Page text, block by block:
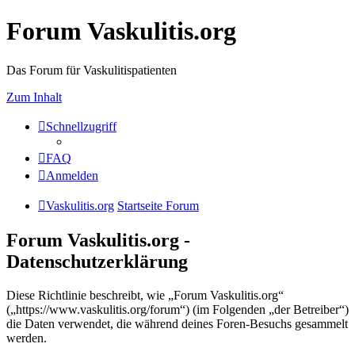
Forum Vaskulitis.org
Das Forum für Vaskulitispatienten
Zum Inhalt
Schnellzugriff
FAQ
Anmelden
Vaskulitis.org Startseite Forum
Forum Vaskulitis.org -
Datenschutzerklärung
Diese Richtlinie beschreibt, wie „Forum Vaskulitis.org“
(„https://www.vaskulitis.org/forum“) (im Folgenden „der Betreiber“)
die Daten verwendet, die während deines Foren-Besuchs gesammelt
werden.